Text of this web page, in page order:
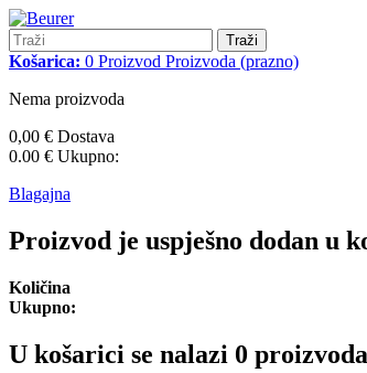
Traži
Košarica: 0 Proizvod Proizvoda (prazno)
Nema proizvoda
0,00 € Dostava
0.00 € Ukupno:
Blagajna
Proizvod je uspješno dodan u
Količina
Ukupno:
U košarici se nalazi 0